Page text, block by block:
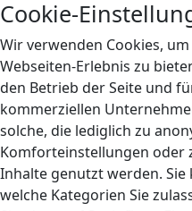
Cookie-
Wir verwenden Cookies,
Webseiten-Erlebnis zu
den Betrieb der Seite und
kommerziellen
solche, die lediglich zu
Komforteinstellungen oder
Inhalte genutzt werden.
welche Kategorien Sie